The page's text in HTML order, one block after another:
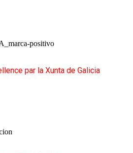
par la Xunta de Galicia